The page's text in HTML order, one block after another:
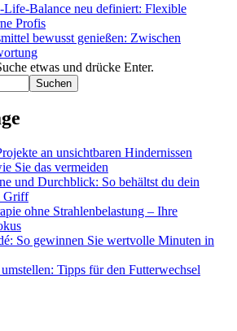
Life-Balance neu definiert: Flexible
Profis
bewusst genießen: Zwischen
etwas und drücke Enter.
an unsichtbaren Hindernissen
Sie das vermeiden
und Durchblick: So behältst du dein
Griff
ohne Strahlenbelastung – Ihre
So gewinnen Sie wertvolle Minuten in
Tipps für den Futterwechsel